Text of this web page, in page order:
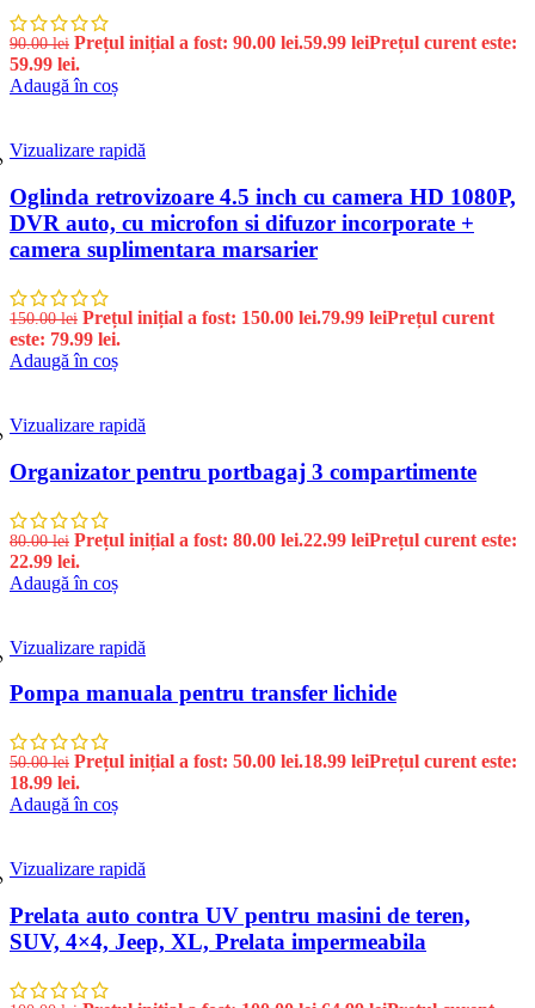
90.00lei Prețul inițial a fost: 90.00 lei.59.99 leiPrețul curent este:
59.99 lei.
Adaugă în coș
Vizualizare rapidă
Oglinda retrovizoare 4.5 inch cu camera HD 1080P,
DVR auto, cu microfon si difuzor incorporate +
camera suplimentara marsarier
150.00lei Prețul inițial a fost: 150.00 lei.79.99 leiPrețul curent
este: 79.99 lei.
Adaugă în coș
Vizualizare rapidă
Organizator pentru portbagaj 3 compartimente
80.00lei Prețul inițial a fost: 80.00 lei.22.99 leiPrețul curent este:
22.99 lei.
Adaugă în coș
Vizualizare rapidă
Pompa manuala pentru transfer lichide
50.00lei Prețul inițial a fost: 50.00 lei.18.99 leiPrețul curent este:
18.99 lei.
Adaugă în coș
Vizualizare rapidă
Prelata auto contra UV pentru masini de teren,
SUV, 4×4, Jeep, XL, Prelata impermeabila